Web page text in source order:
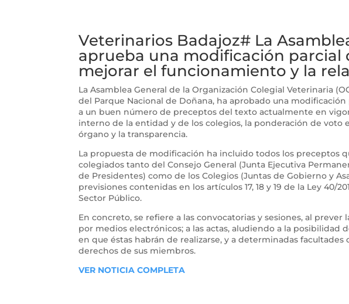
Veterinarios Badajoz# La
aprueba una modificación parcial
mejorar el funcionamiento y la
La Asamblea General de la Organización Colegial Veterinaria
del Parque Nacional de Doñana, ha aprobado una
a un buen número de preceptos del texto actualmente en
interno de la entidad y de los colegios, la ponderación de voto
órgano y la transparencia.
La propuesta de modificación ha incluido todos los preceptos
colegiados tanto del Consejo General (Junta Ejecutiva
de Presidentes) como de los Colegios (Juntas de Gobierno y
previsiones contenidas en los artículos 17, 18 y 19 de la Ley 40/
Sector Público.
En concreto, se refiere a las convocatorias y sesiones, al
por medios electrónicos; a las actas, aludiendo a la posibilidad
en que éstas habrán de realizarse, y a determinadas
derechos de sus miembros.
VER NOTICIA COMPLETA